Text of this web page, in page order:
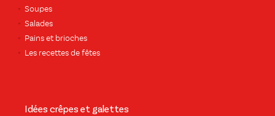
Soupes
Salades
Pains et brioches
Les recettes de fêtes
Idées crêpes et galettes